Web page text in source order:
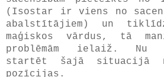
(Isostar ir viens no
abalstītājiem) un
maģiskos vārdus, tā
problēmām ielaiž. Nu
startēt šajā situacijā
pozīcijas.